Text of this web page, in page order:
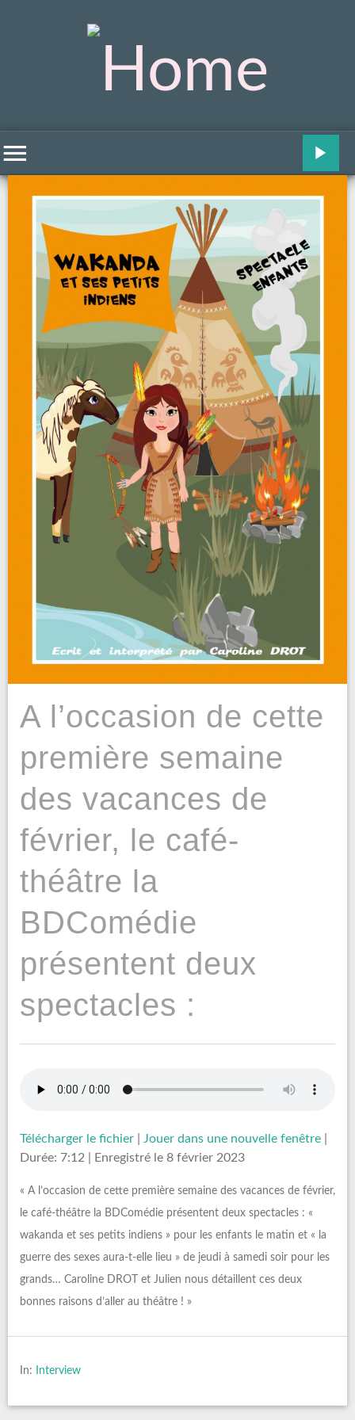
A l’occasion de cette
première semaine
des vacances de
février, le café-
théâtre la
BDComédie
présentent deux
spectacles :
Télécharger le fichier Jouer dans une nouvelle fenêtre
Durée: 7:12
Enregistré le 8 février 2023
« A l’occasion de cette première semaine des vacances de février,
le café-théâtre la BDComédie présentent deux spectacles : «
wakanda et ses petits indiens » pour les enfants le matin et « la
guerre des sexes aura-t-elle lieu » de jeudi à samedi soir pour les
grands… Caroline DROT et Julien nous détaillent ces deux
bonnes raisons d’aller au théâtre ! »
In: Interview